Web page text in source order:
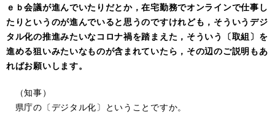
ｅｂ会議が進んでいたりだとか，在宅勤務でオンラインで仕事し
たりというのが進んでいると思うのですけれども，そういうデジ
タル化の推進みたいなコロナ禍を踏まえた，そういう〔取組〕を
進める狙いみたいなものが含まれていたら，その辺のご説明もあ
ればお願いします。
（知事）
県庁の〔デジタル化〕ということですか。